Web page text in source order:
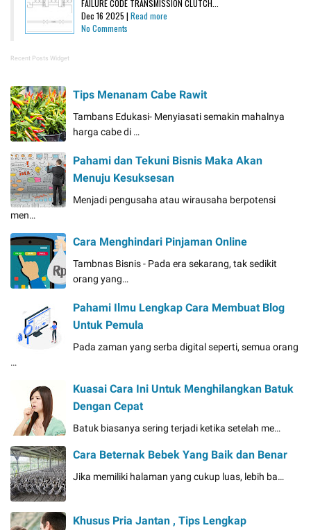
FAILURE CODE TRANSMISSION CLUTCH...
Dec 16 2025 | Read more
No Comments
Recent Posts Widget
Tips Menanam Cabe Rawit
Tambans Edukasi- Menyiasati semakin mahalnya
harga cabe di …
Pahami dan Tekuni Bisnis Maka Akan
Menuju Kesuksesan
Menjadi pengusaha atau wirausaha berpotensi
men…
Cara Menghindari Pinjaman Online
Tambnas Bisnis - Pada era sekarang, tak sedikit
orang yang…
Pahami Ilmu Lengkap Cara Membuat Blog
Untuk Pemula
Pada zaman yang serba digital seperti, semua orang
…
Kuasai Cara Ini Untuk Menghilangkan Batuk
Dengan Cepat
Batuk biasanya sering terjadi ketika setelah me…
Cara Beternak Bebek Yang Baik dan Benar
Jika memiliki halaman yang cukup luas, lebih ba…
Khusus Pria Jantan , Tips Lengkap